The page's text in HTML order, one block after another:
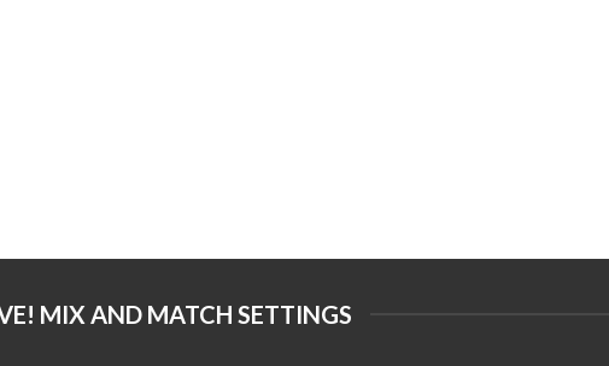
MIX AND MATCH SETTINGS